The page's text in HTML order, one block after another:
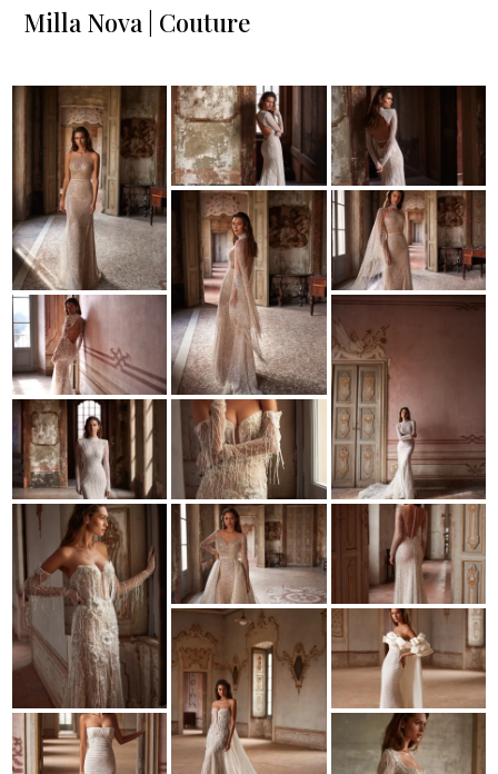
Milla Nova | Couture